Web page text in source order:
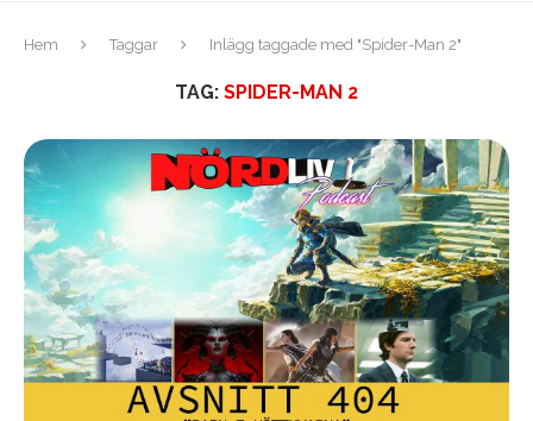
Hem Taggar Inlägg taggade med "Spider-Man 2"
TAG: SPIDER-MAN 2